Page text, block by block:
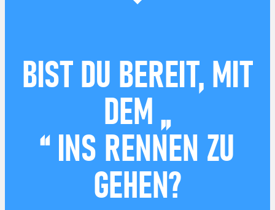
BIST DU BEREIT, MIT
DEM „
“ INS RENNEN ZU
GEHEN?